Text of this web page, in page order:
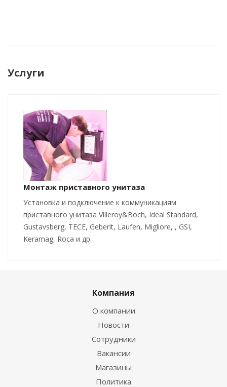
Услуги
Монтаж приставного унитаза
Установка и подключение к коммуникациям
приставного унитаза Villeroy&Boch, Ideal Standard,
Gustavsberg, TECE, Geberit, Laufen, Migliore, , GSI,
Keramag, Roca и др.
Компания
О компании
Новости
Сотрудники
Вакансии
Магазины
Политика